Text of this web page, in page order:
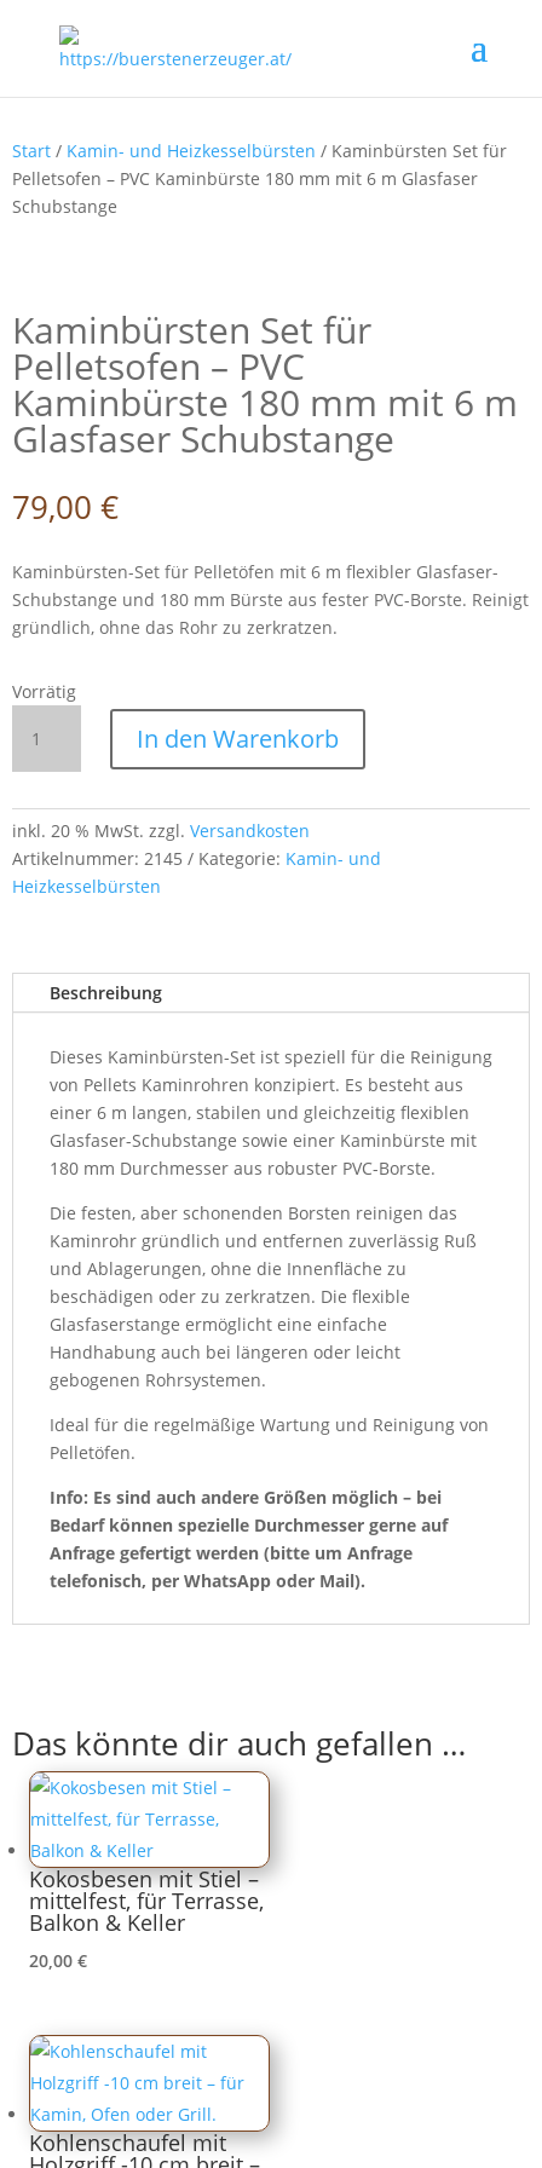
Start / Kamin- und Heizkesselbürsten / Kaminbürsten Set für
Pelletsofen – PVC Kaminbürste 180 mm mit 6 m Glasfaser
Schubstange
Kaminbürsten Set für
Pelletsofen – PVC
Kaminbürste 180 mm mit 6 m
Glasfaser Schubstange
79,00 €
Kaminbürsten-Set für Pelletöfen mit 6 m flexibler Glasfaser-
Schubstange und 180 mm Bürste aus fester PVC-Borste. Reinigt
gründlich, ohne das Rohr zu zerkratzen.
Vorrätig
Kaminbürsten
für
–
PVC
Kaminbürste
mit
Glasfaser
Schubstange
Menge
In den Warenkorb
inkl. 20 % MwSt. zzgl. Versandkosten
Artikelnummer: 2145 Kategorie: Kamin- und
Heizkesselbürsten
Beschreibung
Dieses Kaminbürsten-Set ist speziell für die Reinigung
von Pellets Kaminrohren konzipiert. Es besteht aus
einer 6 m langen, stabilen und gleichzeitig flexiblen
Glasfaser-Schubstange sowie einer Kaminbürste mit
180 mm Durchmesser aus robuster PVC-Borste.
Die festen, aber schonenden Borsten reinigen das
Kaminrohr gründlich und entfernen zuverlässig Ruß
und Ablagerungen, ohne die Innenfläche zu
beschädigen oder zu zerkratzen. Die flexible
Glasfaserstange ermöglicht eine einfache
Handhabung auch bei längeren oder leicht
gebogenen Rohrsystemen.
Ideal für die regelmäßige Wartung und Reinigung von
Pelletöfen.
Info: Es sind auch andere Größen möglich – bei
Bedarf können spezielle Durchmesser gerne auf
Anfrage gefertigt werden (bitte um Anfrage
telefonisch, per WhatsApp oder Mail).
Das könnte dir auch gefallen …
Kokosbesen mit Stiel –
mittelfest, für Terrasse,
Balkon & Keller
20,00 €
Kohlenschaufel mit